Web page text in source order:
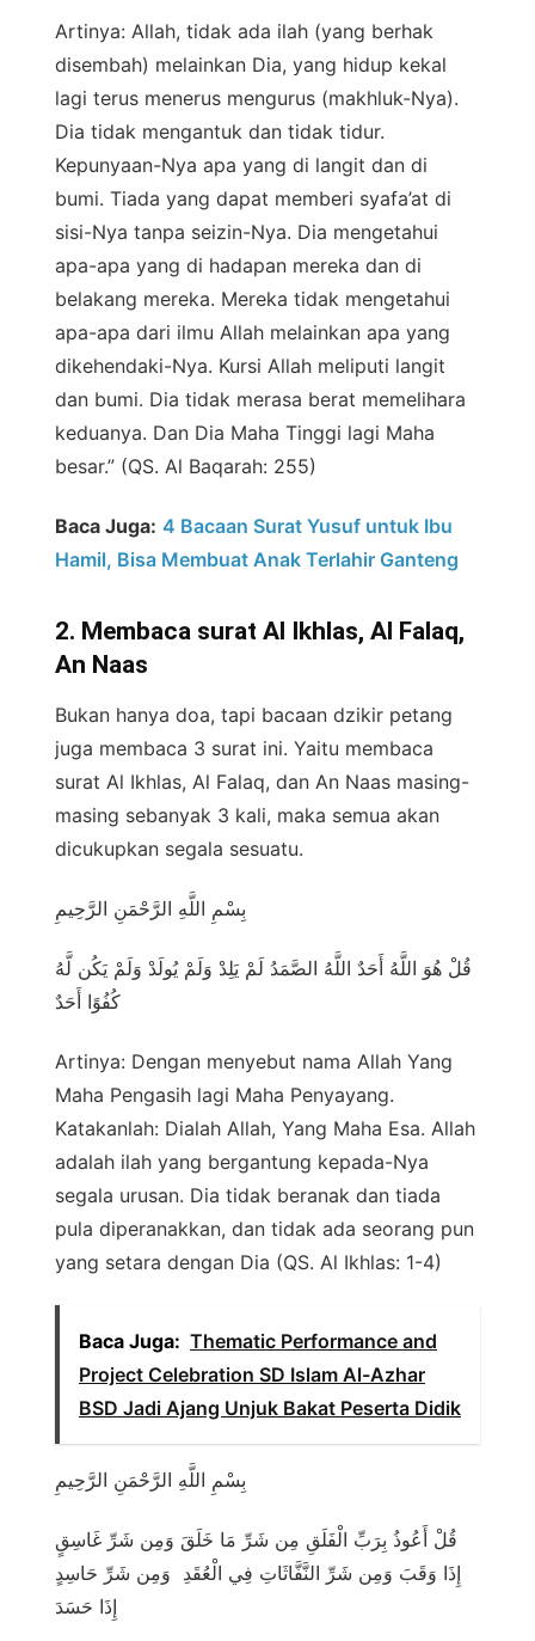
Artinya: Allah, tidak ada ilah (yang berhak
disembah) melainkan Dia, yang hidup kekal
lagi terus menerus mengurus (makhluk-Nya).
Dia tidak mengantuk dan tidak tidur.
Kepunyaan-Nya apa yang di langit dan di
bumi. Tiada yang dapat memberi syafa’at di
sisi-Nya tanpa seizin-Nya. Dia mengetahui
apa-apa yang di hadapan mereka dan di
belakang mereka. Mereka tidak mengetahui
apa-apa dari ilmu Allah melainkan apa yang
dikehendaki-Nya. Kursi Allah meliputi langit
dan bumi. Dia tidak merasa berat memelihara
keduanya. Dan Dia Maha Tinggi lagi Maha
besar.” (QS. Al Baqarah: 255)
Baca Juga: 4 Bacaan Surat Yusuf untuk Ibu
Hamil, Bisa Membuat Anak Terlahir Ganteng
2. Membaca surat Al Ikhlas, Al Falaq,
An Naas
Bukan hanya doa, tapi bacaan dzikir petang
juga membaca 3 surat ini. Yaitu membaca
surat Al Ikhlas, Al Falaq, dan An Naas masing-
masing sebanyak 3 kali, maka semua akan
dicukupkan segala sesuatu.
بِسْمِ اللَّهِ الرَّحْمَنِ الرَّحِيمِ
قُلْ هُوَ اللَّهُ أَحَدٌ اللَّهُ الصَّمَدُ لَمْ يَلِدْ وَلَمْ يُولَدْ وَلَمْ يَكُن لَّهُ
كُفُوًا أَحَدٌ
Artinya: Dengan menyebut nama Allah Yang
Maha Pengasih lagi Maha Penyayang.
Katakanlah: Dialah Allah, Yang Maha Esa. Allah
adalah ilah yang bergantung kepada-Nya
segala urusan. Dia tidak beranak dan tiada
pula diperanakkan, dan tidak ada seorang pun
yang setara dengan Dia (QS. Al Ikhlas: 1-4)
Baca Juga: Thematic Performance and
Project Celebration SD Islam Al-Azhar
BSD Jadi Ajang Unjuk Bakat Peserta Didik
بِسْمِ اللَّهِ الرَّحْمَنِ الرَّحِيمِ
قُلْ أَعُوذُ بِرَبِّ الْفَلَقِ مِن شَرِّ مَا خَلَقَ وَمِن شَرِّ غَاسِقٍ
إِذَا وَقَبَ وَمِن شَرِّ النَّفَّاثَاتِ فِي الْعُقَدِ وَمِن شَرِّ حَاسِدٍ
إِذَا حَسَدَ